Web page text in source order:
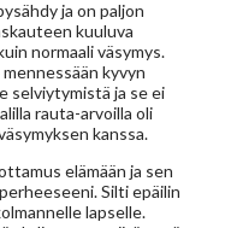
ja on paljon
kuuluva
normaali väsymys.
kyvyn
selviytymistä ja se ei
rauta-arvoilla oli
kanssa.
elämään ja sen
Silti epäilin
lapselle.